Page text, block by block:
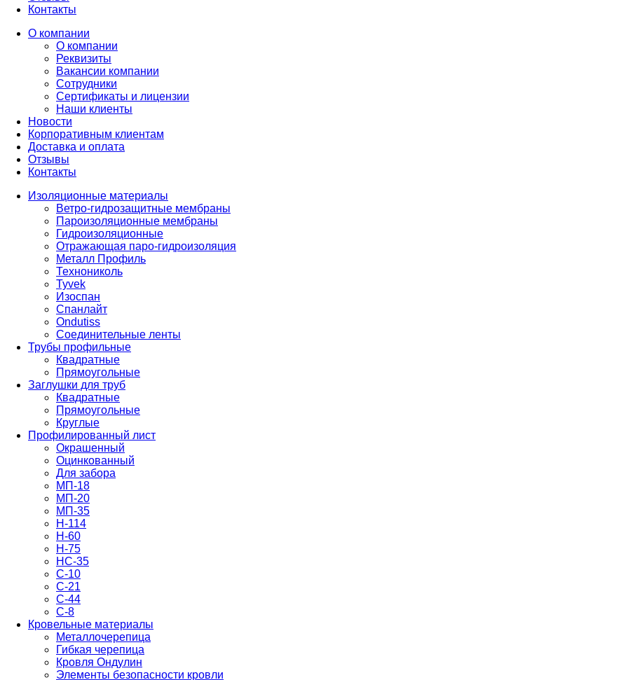
Контакты
О компании
О компании
Реквизиты
Вакансии компании
Сотрудники
Сертификаты и лицензии
Наши клиенты
Новости
Корпоративным клиентам
Доставка и оплата
Отзывы
Контакты
Изоляционные материалы
Ветро-гидрозащитные мембраны
Пароизоляционные мембраны
Гидроизоляционные
Отражающая паро-гидроизоляция
Металл Профиль
Технониколь
Tyvek
Изоспан
Спанлайт
Ondutiss
Соединительные ленты
Трубы профильные
Квадратные
Прямоугольные
Заглушки для труб
Квадратные
Прямоугольные
Круглые
Профилированный лист
Окрашенный
Оцинкованный
Для забора
МП-18
МП-20
МП-35
Н-114
Н-60
Н-75
НС-35
С-10
С-21
С-44
С-8
Кровельные материалы
Металлочерепица
Гибкая черепица
Кровля Ондулин
Элементы безопасности кровли